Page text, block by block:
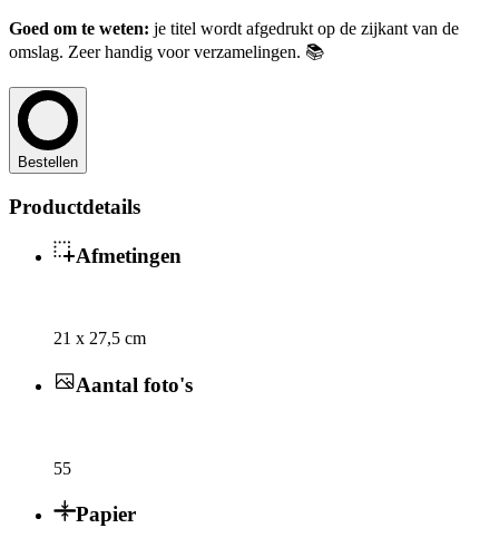
Goed om te weten: je titel wordt afgedrukt op de zijkant van de
omslag. Zeer handig voor verzamelingen. 📚
Bestellen
Productdetails
Afmetingen
21 x 27,5 cm
Aantal foto's
55
Papier